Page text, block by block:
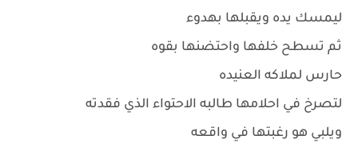
ليمسك يده ويقبلها بهدوء
ثم تسطح خلفها واحتضنها بقوه
حارس لملاكه العنيده
لتصرخ في احلامها طالبه الاحتواء الذي فقدته
ويلبي هو رغبتها في واقعه